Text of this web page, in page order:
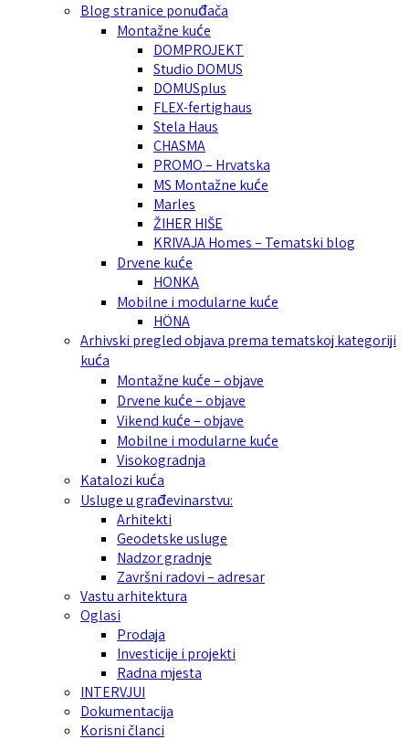
Blog stranice ponuđača
Montažne kuće
DOMPROJEKT
Studio DOMUS
DOMUSplus
FLEX-fertighaus
Stela Haus
CHASMA
PROMO – Hrvatska
MS Montažne kuće
Marles
ŽIHER HIŠE
KRIVAJA Homes – Tematski blog
Drvene kuće
HONKA
Mobilne i modularne kuće
HÖNA
Arhivski pregled objava prema tematskoj kategoriji
kuća
Montažne kuće – objave
Drvene kuće – objave
Vikend kuće – objave
Mobilne i modularne kuće
Visokogradnja
Katalozi kuća
Usluge u građevinarstvu:
Arhitekti
Geodetske usluge
Nadzor gradnje
Završni radovi – adresar
Vastu arhitektura
Oglasi
Prodaja
Investicije i projekti
Radna mjesta
INTERVJUI
Dokumentacija
Korisni članci